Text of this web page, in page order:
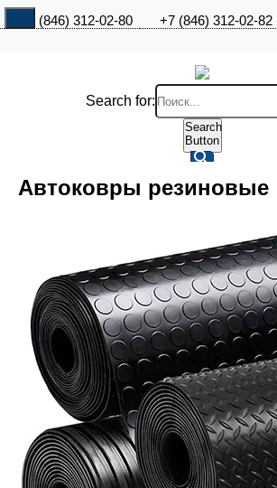
+7 (846) 312-02-80 +7 (846) 312-02-82
Search for:
Search
Button
Автоковры резиновые